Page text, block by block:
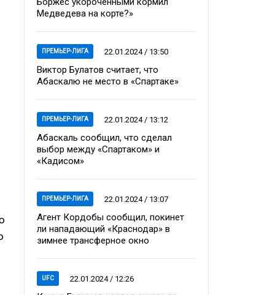
Медведева на корте?»
ПРЕМЬЕР-ЛИГА 22.01.2024 / 13:50
Виктор Булатов считает, что
Абаскалю не место в «Спартаке»
ПРЕМЬЕР-ЛИГА 22.01.2024 / 13:12
Абаскаль сообщил, что сделал
выбор между «Спартаком» и
«Кадисом»
ПРЕМЬЕР-ЛИГА 22.01.2024 / 13:07
Агент Кордобы сообщил, покинет
ли нападающий «Краснодар» в
зимнее трансферное окно
UFC 22.01.2024 / 12:26